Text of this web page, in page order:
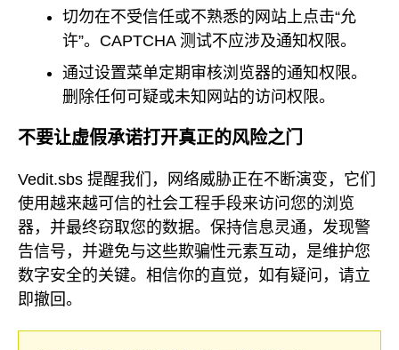
切勿在不受信任或不熟悉的网站上点击“允
许”。CAPTCHA 测试不应涉及通知权限。
通过设置菜单定期审核浏览器的通知权限。
删除任何可疑或未知网站的访问权限。
不要让虚假承诺打开真正的风险之门
Vedit.sbs 提醒我们，网络威胁正在不断演变，它们
使用越来越可信的社会工程手段来访问您的浏览
器，并最终窃取您的数据。保持信息灵通，发现警
告信号，并避免与这些欺骗性元素互动，是维护您
数字安全的关键。相信你的直觉，如有疑问，请立
即撤回。